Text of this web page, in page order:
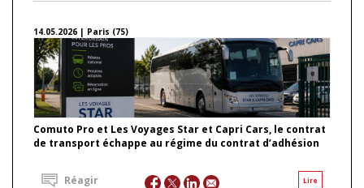
14.05.2026 | Paris (75)
Comuto Pro et Les Voyages Star et Capri Cars, le contrat
de transport échappe au régime du contrat d’adhésion
Lire
Réagir